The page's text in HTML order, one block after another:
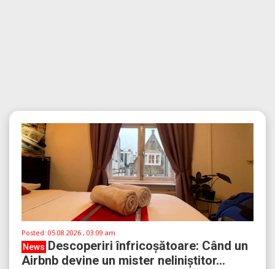
Posted: 05.08.2026 , 03:09 am
News Descoperiri înfricoșătoare: Când un
Airbnb devine un mister neliniștitor...